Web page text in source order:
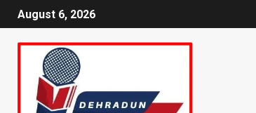
August 6, 2026